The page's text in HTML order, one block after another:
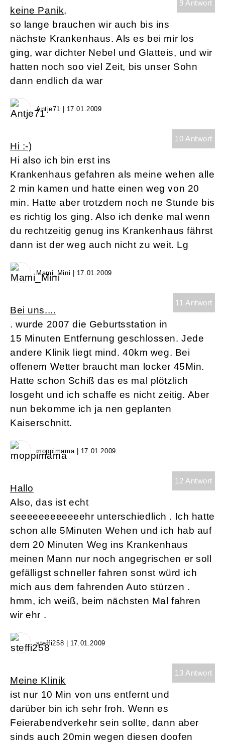
9 Antwort
keine Panik,
so lange brauchen wir auch bis ins
nächste Krankenhaus. Als es bei mir los
ging, war dichter Nebel und Glatteis, und wir
hatten noch soo viel Zeit, bis unser Sohn
dann endlich da war
Antje71 | 17.01.2009
10 Antwort
Hi :-)
Hi also ich bin erst ins
Krankenhaus gefahren als meine wehen alle
2 min kamen und hatte einen weg von 20
min. Hatte aber trotzdem noch ne Stunde bis
es richtig los ging. Also ich denke mal wenn
du rechtzeitig genug ins Krankenhaus fährst
dann ist der weg auch nicht zu weit. Lg
Mami_Mini | 17.01.2009
11 Antwort
Bei uns....
. wurde 2007 die Geburtsstation in
15 Minuten Entfernung geschlossen. Jede
andere Klinik liegt mind. 40km weg. Bei
offenem Wetter braucht man locker 45Min.
Hatte schon Schiß das es mal plötzlich
losgeht und ich schaffe es nicht zeitig. Aber
nun bekomme ich ja nen geplanten
Kaiserschnitt.
moppimama | 17.01.2009
12 Antwort
Hallo
Also, das ist echt
seeeeeeeeeeeehr unterschiedlich . Ich hatte
schon alle 5Minuten Wehen und ich hab auf
dem 20 Minuten Weg ins Krankenhaus
meinen Mann nur noch angegrischen er soll
gefälligst schneller fahren sonst würd ich
mich aus dem fahrenden Auto stürzen .
hmm, ich weiß, beim nächsten Mal fahren
wir ehr .
steffi258 | 17.01.2009
13 Antwort
Meine Klinik
ist nur 10 Min von uns entfernt und
darüber bin ich sehr froh. Wenn es
Feierabendverkehr sein sollte, dann aber
sinds auch 20min wegen diesen doofen